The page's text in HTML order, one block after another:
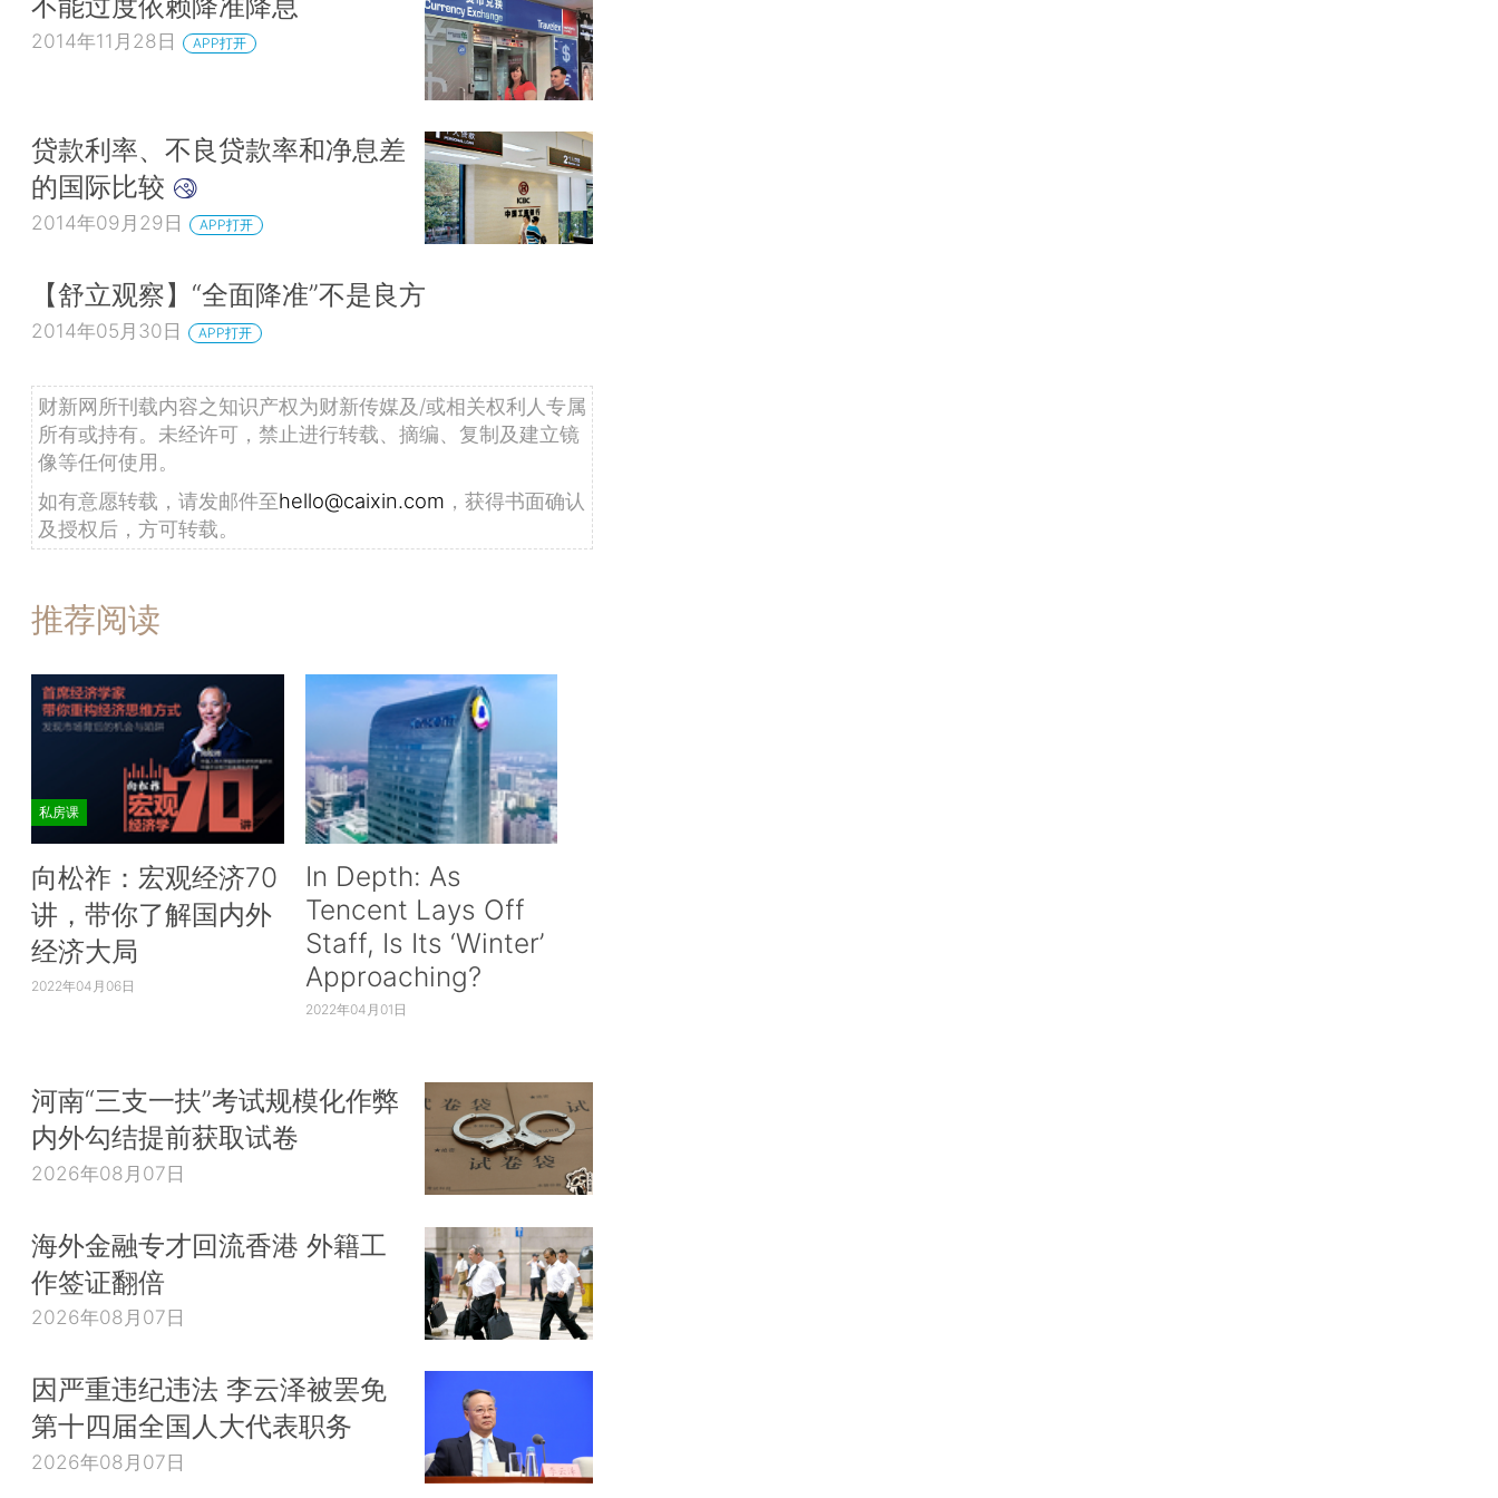
2014年11月28日 APP打开
贷款利率、不良贷款率和净息差
的国际比较
2014年09月29日 APP打开
【舒立观察】“全面降准”不是良方
2014年05月30日 APP打开
财新网所刊载内容之知识产权为财新传媒及/或相关权利人专属
所有或持有。未经许可，禁止进行转载、摘编、复制及建立镜
像等任何使用。
如有意愿转载，请发邮件至hello@caixin.com ，获得书面确认
及授权后，方可转载。
推荐阅读
私房课
向松祚：宏观经济70
讲，带你了解国内外
经济大局
2022年04月06日
In Depth: As
Tencent Lays Off
Staff, Is Its ‘Winter’
Approaching?
2022年04月01日
河南“三支一扶”考试规模化作弊
内外勾结提前获取试卷
2026年08月07日
海外金融专才回流香港 外籍工
作签证翻倍
2026年08月07日
因严重违纪违法 李云泽被罢免
第十四届全国人大代表职务
2026年08月07日